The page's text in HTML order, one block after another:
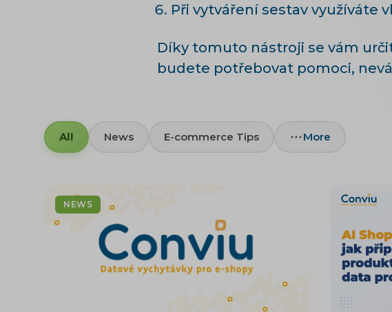
Při vytváření sestav využíváte
Díky tomuto nástroji se vám
budete potřebovat pomoci,
All News E-commerce Tips More
NEWS